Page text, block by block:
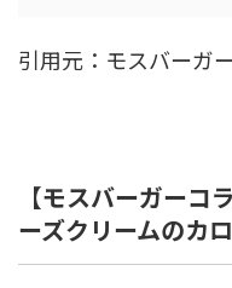
引用元：モスバーガ
【モスバーガーコ
ーズクリームのカ